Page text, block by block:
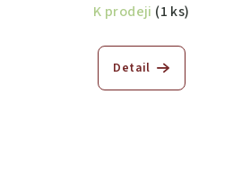
K prodeji (1 ks)
Detail